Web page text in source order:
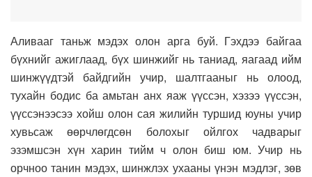
Аливааг таньж мэдэх олон арга буй. Гэхдээ байгаа
бүхнийг ажиглаад, бүх шинжийг нь таниад, яагаад ийм
шинжүүдтэй байдгийн учир, шалтгааныг нь олоод,
тухайн бодис ба амьтан анх яаж үүссэн, хэзээ үүссэн,
үүссэнээсээ хойш олон сая жилийн туршид юуны учир
хувьсаж өөрчлөгдсөн болохыг ойлгох чадварыг
эзэмшсэн хүн харин тийм ч олон биш юм. Учир нь
орчноо танин мэдэх, шинжлэх ухааны үнэн мэдлэг, зөв